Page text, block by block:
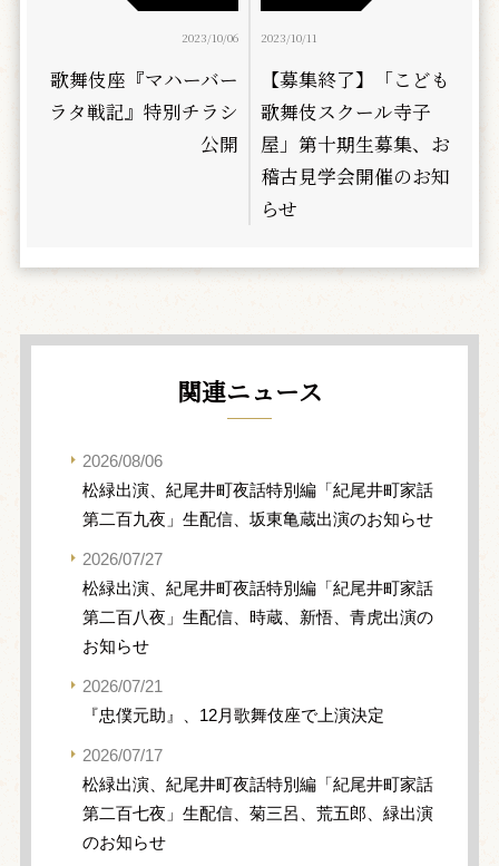
2023/10/06
歌舞伎座『マハーバー
ラタ戦記』特別チラシ
公開
2023/10/11
【募集終了】「こども
歌舞伎スクール寺子
屋」第十期生募集、お
稽古見学会開催のお知
らせ
関連ニュース
2026/08/06
松緑出演、紀尾井町夜話特別編「紀尾井町家話
第二百九夜」生配信、坂東亀蔵出演のお知らせ
2026/07/27
松緑出演、紀尾井町夜話特別編「紀尾井町家話
第二百八夜」生配信、時蔵、新悟、青虎出演の
お知らせ
2026/07/21
『忠僕元助』、12月歌舞伎座で上演決定
2026/07/17
松緑出演、紀尾井町夜話特別編「紀尾井町家話
第二百七夜」生配信、菊三呂、荒五郎、緑出演
のお知らせ